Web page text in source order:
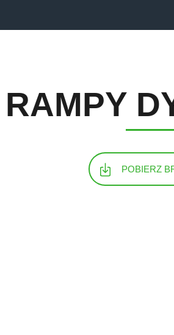
RAMPY
POBIERZ